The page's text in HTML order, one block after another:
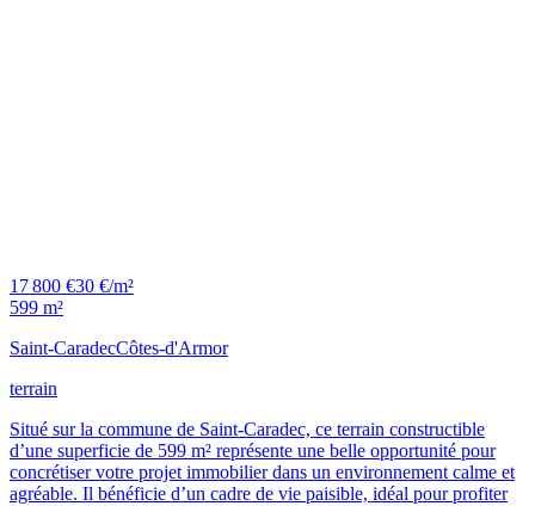
17 800 €30 €/m²
599 m²
Saint-CaradecCôtes-d'Armor
terrain
Situé sur la commune de Saint-Caradec, ce terrain constructible
d’une superficie de 599 m² représente une belle opportunité pour
concrétiser votre projet immobilier dans un environnement calme et
agréable. Il bénéficie d’un cadre de vie paisible, idéal pour profiter